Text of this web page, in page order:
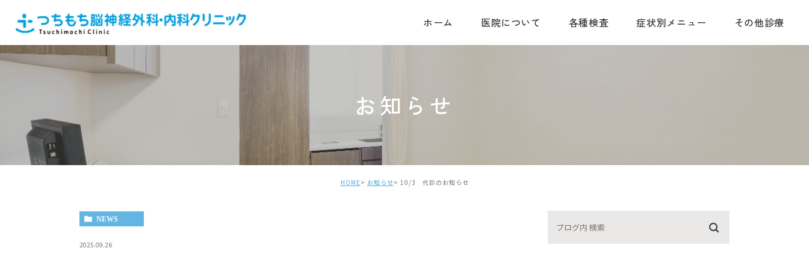
ホーム 医院について 各種検査 症状別メニュー その他診療
お知らせ
HOME お知らせ 10/3 代診のお知らせ
NEWS
2025.09.26